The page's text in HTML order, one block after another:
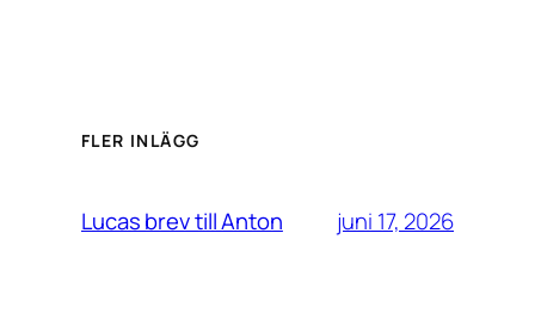
FLER INLÄGG
Lucas brev till Anton juni 17, 2026